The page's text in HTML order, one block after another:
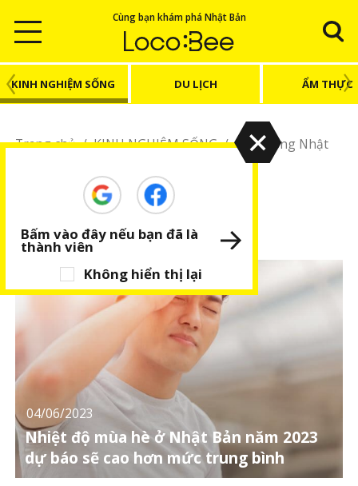
Cùng bạn khám phá Nhật Bản
KINH NGHIỆM SỐNG DU LỊCH ẨM THỰC
Trang chủ/KINH NGHIỆM SỐNG/Cuộc sống Nhật
Cuộc sống Nhật Bản
04/06/2023
Nhiệt độ mùa hè ở Nhật Bản năm 2023
dự báo sẽ cao hơn mức trung bình
Không hiển thị lại
Bấm vào đây nếu bạn đã là
thành viên